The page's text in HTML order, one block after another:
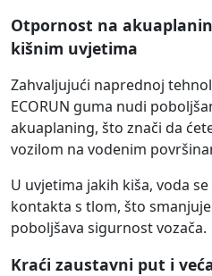
Otpornost na
kišnim uvjetima
Zahvaljujući naprednoj
ECORUN guma nudi
akuaplaning, što znači da
vozilom na vodenim
U uvjetima jakih kiša, voda
kontakta s tlom, što
poboljšava sigurnost vozača.
Kraći zaustavni put i